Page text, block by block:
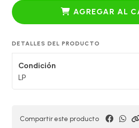
AGREGAR AL
DETALLES DEL PRODUCTO
Condición
LP
Compartir este producto